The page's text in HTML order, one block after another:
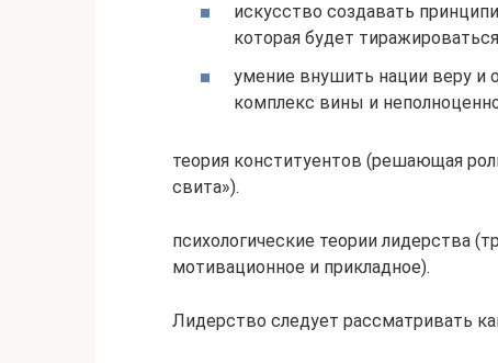
искусство создавать
которая будет
умение внушить нации веру и
комплекс вины и
теория конституентов (решающая
свита»).
пси­хологические теории лидерства
мотивационное и при­кладное).
Лидерство следует рассматривать